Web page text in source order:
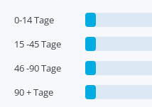
0-14 Tage
15 -45 Tage
46 -90 Tage
90 + Tage